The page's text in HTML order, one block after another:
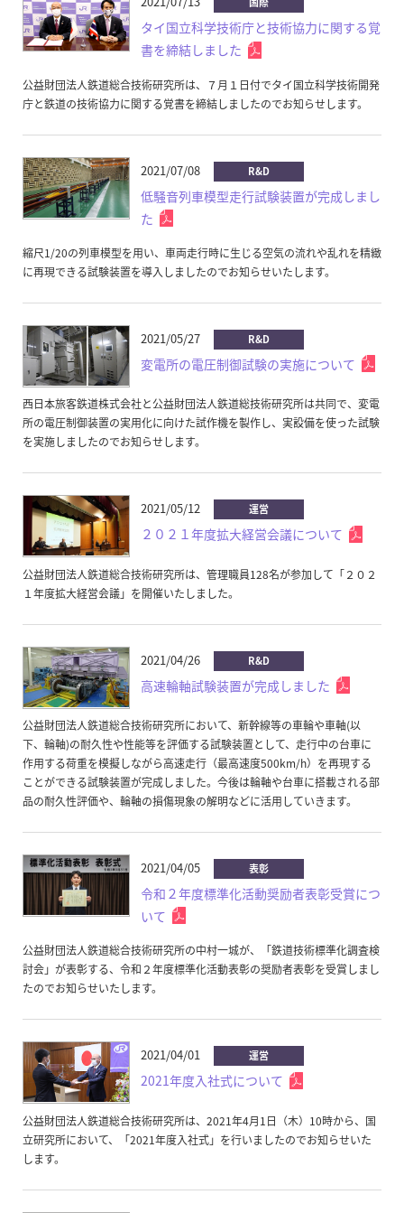
タイ国立科学技術庁と技術協力に関する覚
書を締結しました
公益財団法人鉄道総合技術研究所は、７月１日付でタイ国立科学技術開発
庁と鉄道の技術協力に関する覚書を締結しましたのでお知らせします。
2021/07/08 R&D
低騒音列車模型走行試験装置が完成しまし
た
縮尺1/20の列車模型を用い、車両走行時に生じる空気の流れや乱れを精緻
に再現できる試験装置を導入しましたのでお知らせいたします。
2021/05/27 R&D
変電所の電圧制御試験の実施について
西日本旅客鉄道株式会社と公益財団法人鉄道総技術研究所は共同で、変電
所の電圧制御装置の実用化に向けた試作機を製作し、実設備を使った試験
を実施しましたのでお知らせします。
2021/05/12 運営
２０２１年度拡大経営会議について
公益財団法人鉄道総合技術研究所は、管理職員128名が参加して「２０２
１年度拡大経営会議」を開催いたしました。
2021/04/26 R&D
高速輪軸試験装置が完成しました
公益財団法人鉄道総合技術研究所において、新幹線等の車輪や車軸(以
下、輪軸)の耐久性や性能等を評価する試験装置として、走行中の台車に
作用する荷重を模擬しながら高速走行（最高速度500km/h）を再現する
ことができる試験装置が完成しました。今後は輪軸や台車に搭載される部
品の耐久性評価や、輪軸の損傷現象の解明などに活用していきます。
2021/04/05 表彰
令和２年度標準化活動奨励者表彰受賞につ
いて
公益財団法人鉄道総合技術研究所の中村一城が、「鉄道技術標準化調査検
討会」が表彰する、令和２年度標準化活動表彰の奨励者表彰を受賞しまし
たのでお知らせいたします。
2021/04/01 運営
2021年度入社式について
公益財団法人鉄道総合技術研究所は、2021年4月1日（木）10時から、国
立研究所において、「2021年度入社式」を行いましたのでお知らせいた
します。